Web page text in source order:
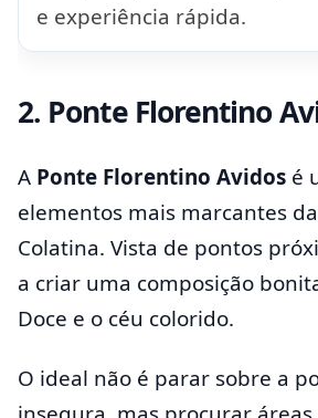
e experiência rápida.
2. Ponte Florentino
A Ponte Florentino Avidos é
elementos mais marcantes
Colatina. Vista de pontos
a criar uma composição
Doce e o céu colorido.
O ideal não é parar sobre a